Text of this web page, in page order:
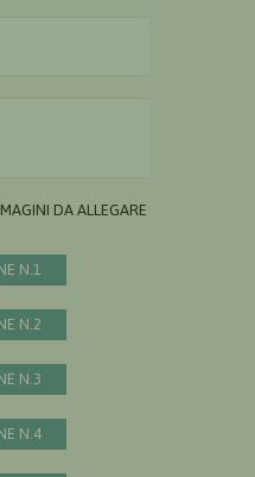
DA ALLEGARE AL
N.1
N.2
N.3
N.4